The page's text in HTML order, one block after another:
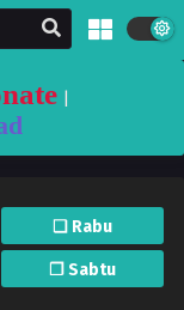
|
❏ Rabu
❐ Sabtu